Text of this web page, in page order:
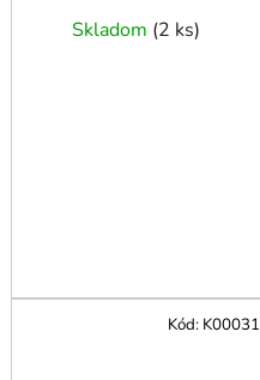
4500K
Skladom (2 ks)
Kód: K00031